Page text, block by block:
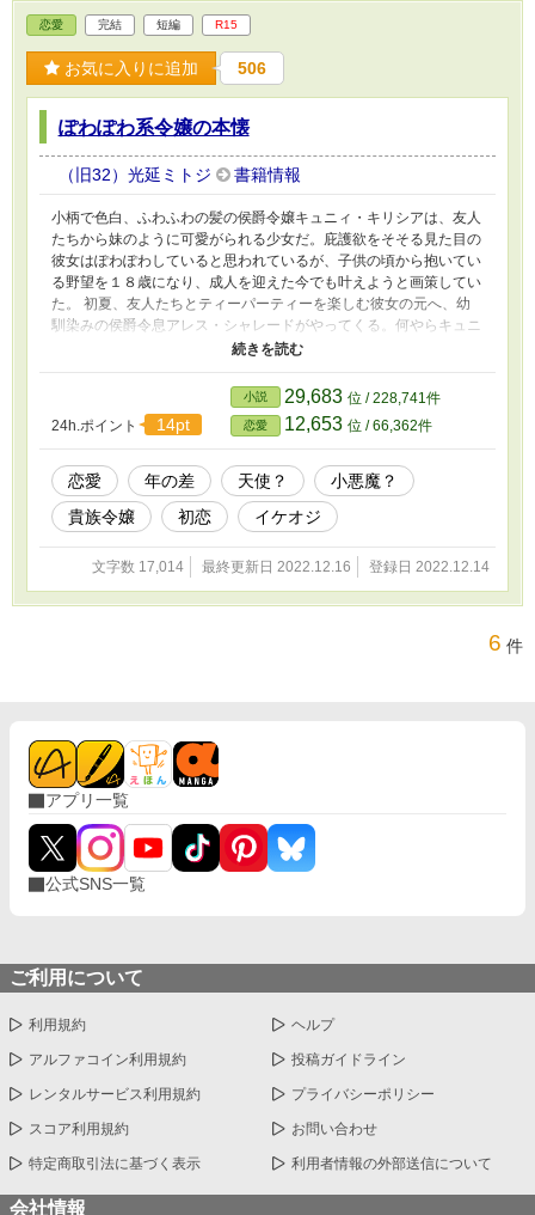
恋愛 完結 短編 R15
お気に入りに追加 506
ぽわぽわ系令嬢の本懐
（旧32）光延ミトジ 書籍情報
小柄で色白、ふわふわの髪の侯爵令嬢キュニィ・キリシアは、友人
たちから妹のように可愛がられる少女だ。庇護欲をそそる見た目の
彼女はぽわぽわしていると思われているが、子供の頃から抱いてい
る野望を１８歳になり、成人を迎えた今でも叶えようと画策してい
た。 初夏、友人たちとティーパーティーを楽しむ彼女の元へ、幼
馴染みの侯爵令息アレス・シャレードがやってくる。何やらキュニ
ィが男爵令嬢を苛めていると思っているらしく――？ ※前中後の3
話＋蛇足1話の短編です。後のみR15となっていますので、お読み
頂く際は御留意下さいますようお願い致します。
24h.ポイント 14pt
小説 29,683 位 / 228,741件
恋愛 12,653 位 / 66,362件
恋愛 年の差 天使？
小悪魔？
貴族令嬢
初恋 イケオジ
文字数 17,014 最終更新日 2022.12.16 登録日 2022.12.14
6 件
アプリ一覧
公式SNS一覧
ご利用について
利用規約 ヘルプ
アルファコイン利用規約 投稿ガイドライン
レンタルサービス利用規約 プライバシーポリシー
スコア利用規約 お問い合わせ
特定商取引法に基づく表示 利用者情報の外部送信について
会社情報